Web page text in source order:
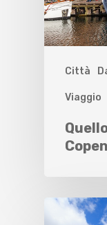
Città
Viaggio